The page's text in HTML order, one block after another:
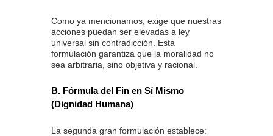
Como ya mencionamos, exige que nuestras
acciones puedan ser elevadas a ley
universal sin contradicción. Esta
formulación garantiza que la moralidad no
sea arbitraria, sino objetiva y racional.
B. Fórmula del Fin en Sí Mismo
(Dignidad Humana)
La segunda gran formulación establece: